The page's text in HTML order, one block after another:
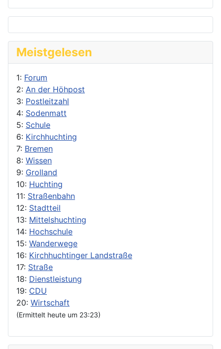
Meistgelesen
1: Forum
2: An der Höhpost
3: Postleitzahl
4: Sodenmatt
5: Schule
6: Kirchhuchting
7: Bremen
8: Wissen
9: Grolland
10: Huchting
11: Straßenbahn
12: Stadtteil
13: Mittelshuchting
14: Hochschule
15: Wanderwege
16: Kirchhuchtinger Landstraße
17: Straße
18: Dienstleistung
19: CDU
20: Wirtschaft
(Ermittelt heute um 23:23)